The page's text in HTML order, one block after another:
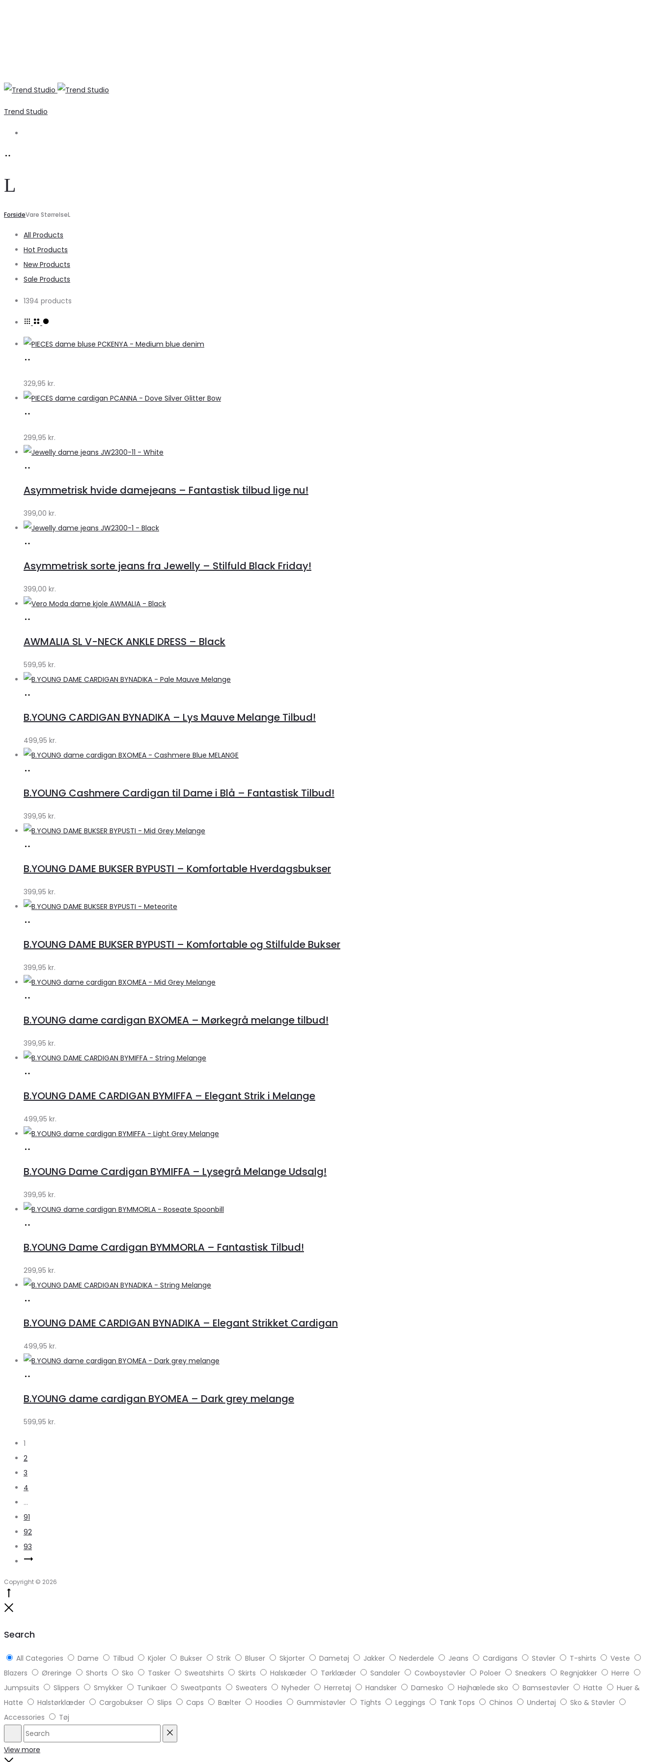
Trend Studio
L
ForsideVare StørrelseL
All Products
Hot Products
New Products
Sale Products
1394 products
Klædeskabet.dk
329,95 kr.
Klædeskabet.dk
299,95 kr.
Klædeskabet.dk
Asymmetrisk hvide damejeans – Fantastisk tilbud lige nu!
399,00 kr.
Klædeskabet.dk
Asymmetrisk sorte jeans fra Jewelly – Stilfuld Black Friday!
399,00 kr.
Klædeskabet.dk
AWMALIA SL V-NECK ANKLE DRESS – Black
599,95 kr.
Klædeskabet.dk
B.YOUNG CARDIGAN BYNADIKA – Lys Mauve Melange Tilbud!
499,95 kr.
Klædeskabet.dk
B.YOUNG Cashmere Cardigan til Dame i Blå – Fantastisk Tilbud!
399,95 kr.
Klædeskabet.dk
B.YOUNG DAME BUKSER BYPUSTI – Komfortable Hverdagsbukser
399,95 kr.
Klædeskabet.dk
B.YOUNG DAME BUKSER BYPUSTI – Komfortable og Stilfulde Bukser
399,95 kr.
Klædeskabet.dk
B.YOUNG dame cardigan BXOMEA – Mørkegrå melange tilbud!
399,95 kr.
Klædeskabet.dk
B.YOUNG DAME CARDIGAN BYMIFFA – Elegant Strik i Melange
499,95 kr.
Klædeskabet.dk
B.YOUNG Dame Cardigan BYMIFFA – Lysegrå Melange Udsalg!
399,95 kr.
Klædeskabet.dk
B.YOUNG Dame Cardigan BYMMORLA – Fantastisk Tilbud!
299,95 kr.
Klædeskabet.dk
B.YOUNG DAME CARDIGAN BYNADIKA – Elegant Strikket Cardigan
499,95 kr.
Klædeskabet.dk
B.YOUNG dame cardigan BYOMEA – Dark grey melange
599,95 kr.
1
2
3
4
…
91
92
93
Copyright © 2026
Search
All Categories Dame Tilbud Kjoler Bukser Strik Bluser Skjorter Dametøj Jakker Nederdele Jeans Cardigans Støvler T-shirts
Veste
Blazers
Øreringe Shorts Sko Tasker Sweatshirts Skirts Halskæder Tørklæder Sandaler Cowboystøvler Poloer Sneakers Regnjakker
Herre
Jumpsuits
Slippers Smykker Tunikaer Sweatpants Sweaters Nyheder Herretøj Handsker Damesko Højhælede sko Bamsestøvler Hatte
Huer &
Hatte
Halstørklæder Cargobukser Slips Caps Bælter Hoodies Gummistøvler Tights Leggings Tank Tops Chinos Undertøj
Sko & Støvler
Accessories
Tøj
Search
View more